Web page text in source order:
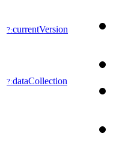
?:currentVersion
?:dataCollection